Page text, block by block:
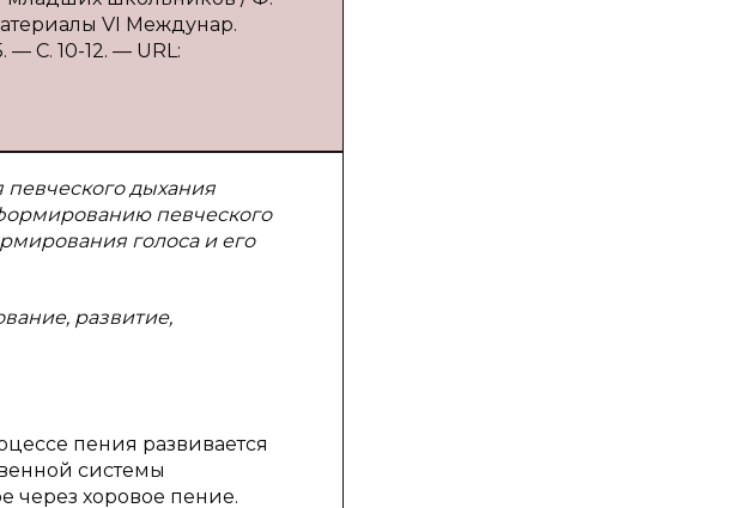
VI Междунар.
— С. 10-12. — URL:
дыхания
певческого
голоса и его
развитие,
пения развивается
системы
через хоровое пение.